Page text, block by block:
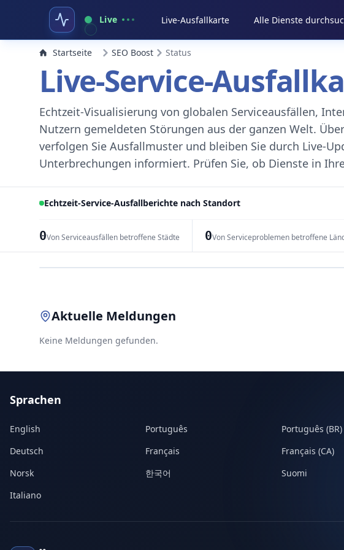
Live Live-Ausfallkarte Alle Dienste
Startseite SEO Boost Status
Live-Service-
Echtzeit-Visualisierung von globalen Serviceausfällen,
Nutzern gemeldeten Störungen aus der ganzen Welt.
verfolgen Sie Ausfallmuster und bleiben Sie durch Live-
Unterbrechungen informiert. Prüfen Sie, ob Dienste in
Echtzeit-Service-Ausfallberichte nach Standort
0Von Serviceausfällen betroffene Städte 0Von Serviceproblemen betroffene
Aktuelle Meldungen
Keine Meldungen gefunden.
Sprachen
English Português Português (BR)
Deutsch
Français Français (CA)
Norsk
한국어 Suomi
Italiano